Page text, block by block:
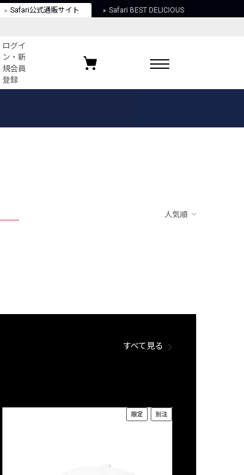
Safari公式通販サイト Safari BEST DELICIOUS
ログイ
ン・新
規会員
登録
お気に入りブランド
人気順
すべて見る
限定 別注